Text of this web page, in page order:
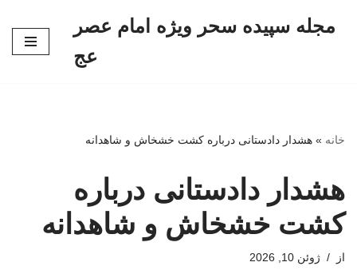
مجله سپیده سحر ویژه امام عصر
عج
خانه » هشدار دادستانی درباره کشت خشخاش و شاهدانه
هشدار دادستانی درباره
کشت خشخاش و شاهدانه
از ژوئن 10, 2026